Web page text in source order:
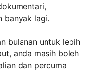
banyak lagi.
bulanan untuk lebih
anda masih boleh
dan percuma